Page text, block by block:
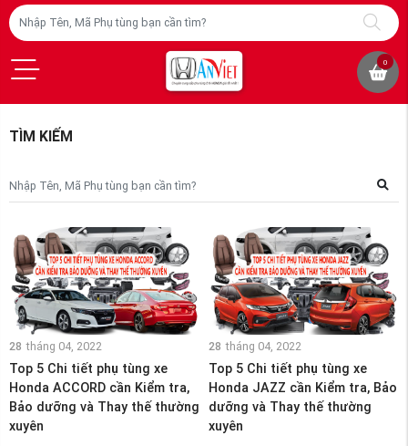
0
TÌM KIẾM
28 tháng 04, 2022
Top 5 Chi tiết phụ tùng xe
Honda ACCORD cần Kiểm tra,
Bảo dưỡng và Thay thế thường
xuyên
28 tháng 04, 2022
Top 5 Chi tiết phụ tùng xe
Honda JAZZ cần Kiểm tra, Bảo
dưỡng và Thay thế thường
xuyên